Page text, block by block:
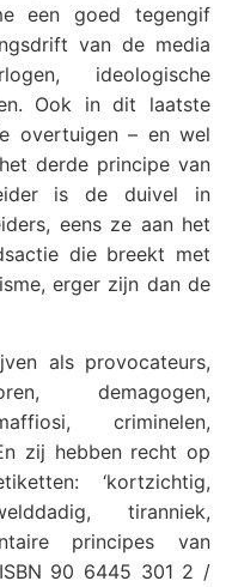
een goed tegengif
van de media
ideologische
Ook in dit laatste
overtuigen – en wel
derde principe van
is de duivel in
eens ze aan het
die breekt met
erger zijn dan de
als provocateurs,
demagogen,
criminelen,
zij hebben recht op
‘kortzichtig,
tiranniek,
principes van
90 6445 301 2 /